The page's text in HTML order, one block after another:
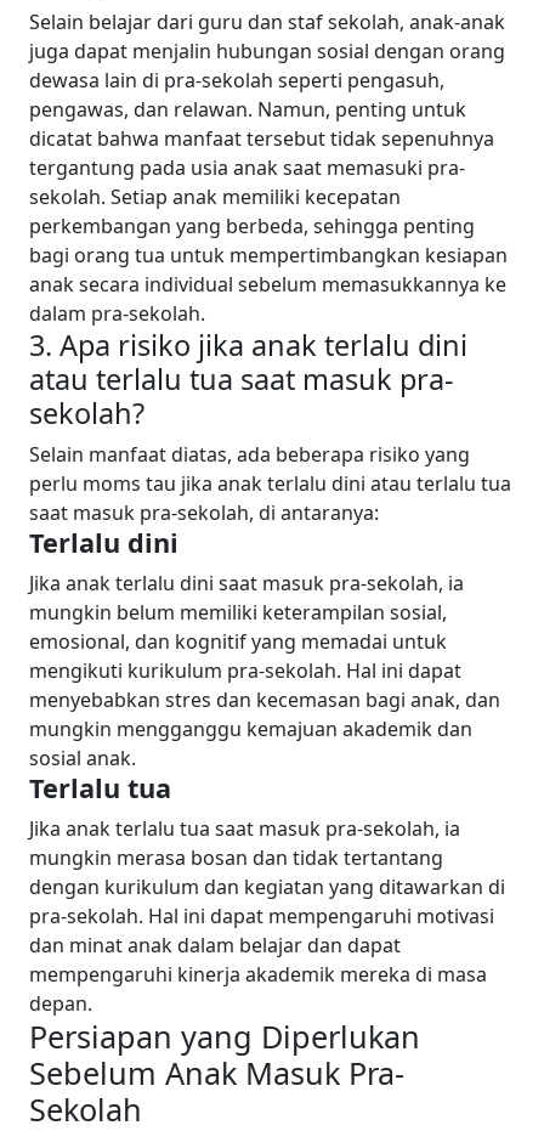
Selain belajar dari guru dan staf sekolah, anak-anak
juga dapat menjalin hubungan sosial dengan orang
dewasa lain di pra-sekolah seperti pengasuh,
pengawas, dan relawan. Namun, penting untuk
dicatat bahwa manfaat tersebut tidak sepenuhnya
tergantung pada usia anak saat memasuki pra-
sekolah. Setiap anak memiliki kecepatan
perkembangan yang berbeda, sehingga penting
bagi orang tua untuk mempertimbangkan kesiapan
anak secara individual sebelum memasukkannya ke
dalam pra-sekolah.
3. Apa risiko jika anak terlalu dini
atau terlalu tua saat masuk pra-
sekolah?
Selain manfaat diatas, ada beberapa risiko yang
perlu moms tau jika anak terlalu dini atau terlalu tua
saat masuk pra-sekolah, di antaranya:
Terlalu dini
Jika anak terlalu dini saat masuk pra-sekolah, ia
mungkin belum memiliki keterampilan sosial,
emosional, dan kognitif yang memadai untuk
mengikuti kurikulum pra-sekolah. Hal ini dapat
menyebabkan stres dan kecemasan bagi anak, dan
mungkin mengganggu kemajuan akademik dan
sosial anak.
Terlalu tua
Jika anak terlalu tua saat masuk pra-sekolah, ia
mungkin merasa bosan dan tidak tertantang
dengan kurikulum dan kegiatan yang ditawarkan di
pra-sekolah. Hal ini dapat mempengaruhi motivasi
dan minat anak dalam belajar dan dapat
mempengaruhi kinerja akademik mereka di masa
depan.
Persiapan yang Diperlukan
Sebelum Anak Masuk Pra-
Sekolah